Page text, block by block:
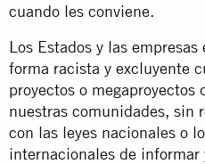
cuando les conviene.
Los Estados y las
forma racista y excluyente
proyectos o megaproyectos
nuestras comunidades, sin
con las leyes nacionales o
internacionales de informar